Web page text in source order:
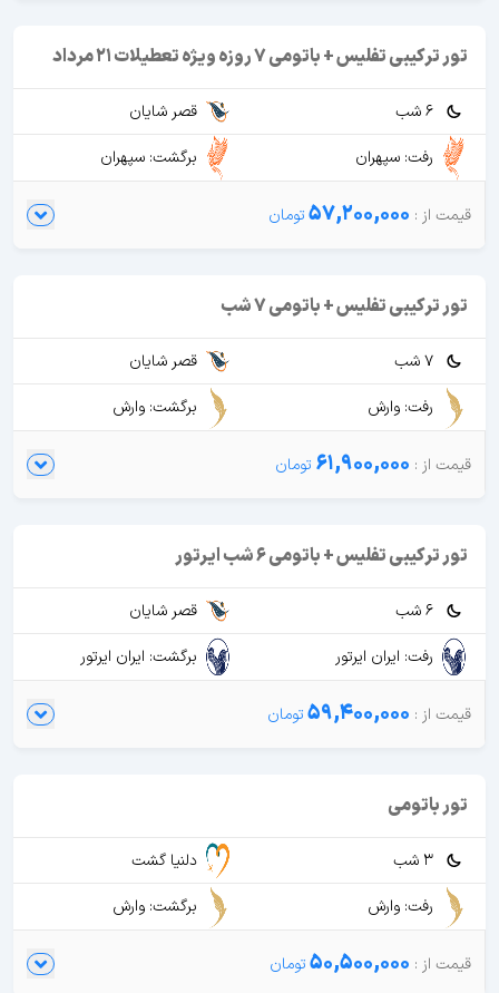
تور ترکیبی تفلیس + باتومی 7 روزه ویژه تعطیلات 21 مرداد
6 شب
قصر شایان
رفت: سپهران
برگشت: سپهران
57,200,000
تور ترکیبی تفلیس + باتومی 7 شب
7 شب
قصر شایان
رفت: وارش
برگشت: وارش
61,900,000
تور ترکیبی تفلیس + باتومی 6 شب ایرتور
6 شب
قصر شایان
رفت: ایران ایرتور
برگشت: ایران ایرتور
59,400,000
تور باتومی
3 شب
دلنیا گشت
رفت: وارش
برگشت: وارش
50,500,000